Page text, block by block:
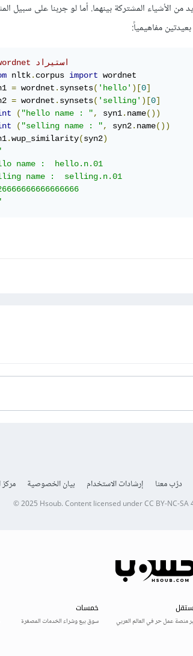
85% وذلك لوجود العديد من الأشياء المشتركة بينهما. أما لو جربنا على سبيل
nltk. corpus import wordnet
= wordnet . synsets( 'hello' )[0]
= wordnet . synsets( 'selling' )[0]
( "hello name : ", syn1. name())
( "selling name : ", syn2. name())
.wup_similarity(syn2)
name :  hello.n.01
name :  selling.n.01
درّب معنا إرشادات الاستخدام بيان الخصوصية
© 2025 Hsoub.Content licensed underCC BY-NC-SA